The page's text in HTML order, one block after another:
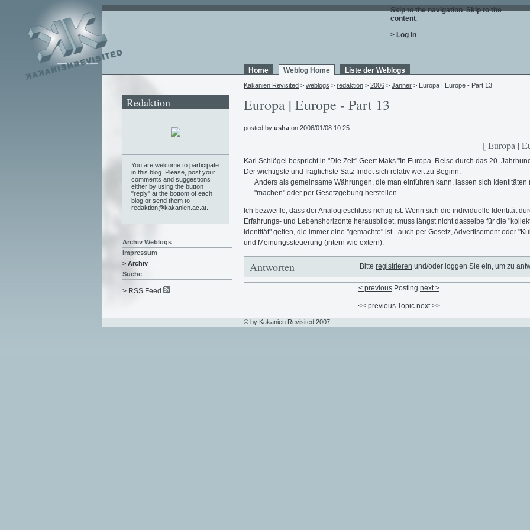
Skip to the navigation. Skip to the
content.
> Log in
Home Weblog Home Liste der Weblogs
Kakanien Revisited > weblogs > redaktion > 2006 > Jänner > Europa | Europe - Part 13
Europa | Europe - Part 13
posted by usha on 2006/01/08 10:25
[ Europa |
Karl Schlögel bespricht in "Die Zeit" Geert Maks "In Europa. Reise durch das 20.
Der wichtigste und fraglichste Satz findet sich relativ weit zu Beginn:
Anders als gemeinsame Währungen, die man einführen kann, lassen sich Identitäten
"machen" oder per Gesetzgebung herstellen.
Ich bezweifle, dass der Analogieschluss richtig ist: Wenn sich die individuelle Identität
Erfahrungs- und Lebenshorizonte herausbildet, muss längst nicht dasselbe für die
Identität" gelten, die immer eine "gemachte" ist - auch per Gesetz, Advertisement oder
und Meinungssteuerung (intern wie extern).
Bitte registrieren und/oder loggen Sie ein, um zu
Antworten
< previous Posting next >
<< previous Topic next >>
Redaktion
You are welcome to participate
in this blog. Please, post your
comments and suggestions
either by using the button
"reply" at the bottom of each
blog or send them to
redaktion@kakanien.ac.at
Archiv Weblogs
Impressum
> Archiv
Suche
> RSS Feed
© by Kakanien Revisited 2007